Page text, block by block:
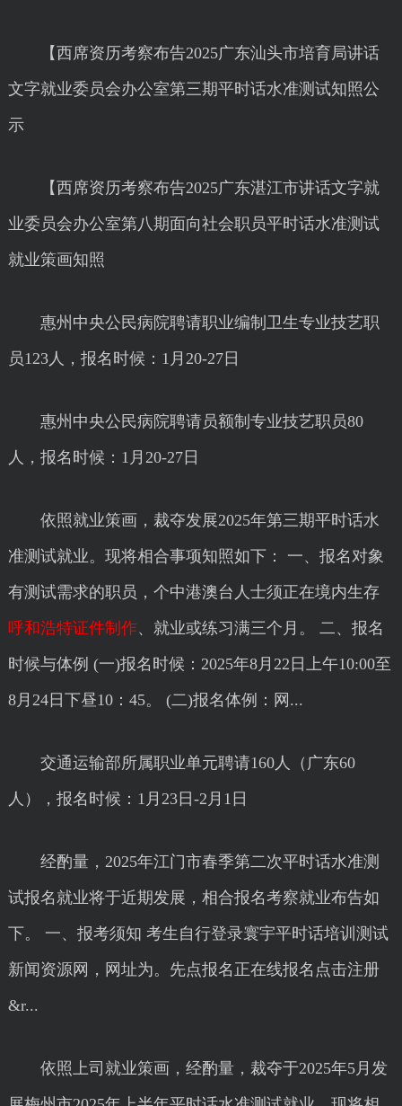
【西席资历考察布告2025广东汕头市培育局讲话
文字就业委员会办公室第三期平时话水准测试知照公
示
【西席资历考察布告2025广东湛江市讲话文字就
业委员会办公室第八期面向社会职员平时话水准测试
就业策画知照
惠州中央公民病院聘请职业编制卫生专业技艺职
员123人，报名时候：1月20-27日
惠州中央公民病院聘请员额制专业技艺职员80
人，报名时候：1月20-27日
依照就业策画，裁夺发展2025年第三期平时话水
准测试就业。现将相合事项知照如下： 一、报名对象
有测试需求的职员，个中港澳台人士须正在境内生存
呼和浩特证件制作、就业或练习满三个月。 二、报名
时候与体例 (一)报名时候：2025年8月22日上午10:00至
8月24日下昼10：45。 (二)报名体例：网...
交通运输部所属职业单元聘请160人（广东60
人），报名时候：1月23日-2月1日
经酌量，2025年江门市春季第二次平时话水准测
试报名就业将于近期发展，相合报名考察就业布告如
下。 一、报考须知 考生自行登录寰宇平时话培训测试
新闻资源网，网址为。先点报名正在线报名点击注册
&r...
依照上司就业策画，经酌量，裁夺于2025年5月发